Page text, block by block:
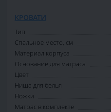
КРОВАТИ
Тип
Спальное место, см
Материал корпуса
Основание для матраса
Цвет
Ниша для белья
Ножки
Матрас в комплекте